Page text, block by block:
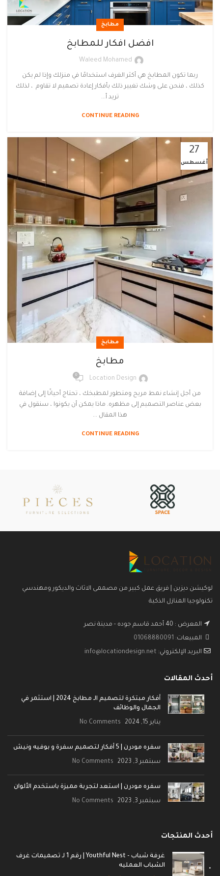
مطابخ
افضل افكار للمطابخ
Waleed Mohamed
ربما تكون المطابخ هي أكثر الغرف استخدامًا في منزلك وإذا لم يكن
كذلك ، فنحن على وشك تغيير ذلك بأفكار إعادة تصميم لا تقاوم ، لذلك
تريد أ...
CONTINUE READING
27
أغسطس
مطابخ
مطابخ
Location Design
0
من أجل إنشاء نمط مريح ومتطور لمطبخك ، تحتاج أحيانًا إلى إضافة
بعض عناصر التصميم إلى مظهره. ماذا يمكن أن يكونوا ، سنقول في
هذا المقال ...
CONTINUE READING
لوكيشن ديزين | فريق عمل كبير من مصممى الاثاث والديكور ومهندسي
تكنولوجيا المنازل الذكية
المعرض : 40 أحمد قاسم جوده - مدينة نصر
المبيعات: 01068880091
البريد الإلكتروني: info@locationdesign.net
أحدث المقالات
أفكار مبتكرة لتصميم الـ مطابخ 2024 | استثمر في
الجمال والوظائف
يناير 15, 2024 No Comments
سفره مودرن | 5 أفكار لتصميم سفرة و بوفيه ونيش
سبتمبر 3, 2023 No Comments
سفره مودرن | استعد لتجربة مميزة باستخدم الألوان
سبتمبر 3, 2023 No Comments
أحدث المنتجات
غرفة شباب - Youthful Nest | رقم 1 لـ تصميمات غرف
الشباب العمليه